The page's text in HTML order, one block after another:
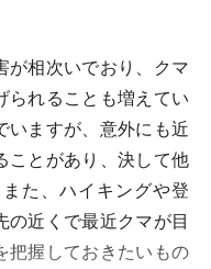
が相次いでおり、クマ
られることも増えてい
いますが、意外にも近
ことがあり、決して他
た、ハイキングや登
の近くで最近クマが目
把握しておきたいもの